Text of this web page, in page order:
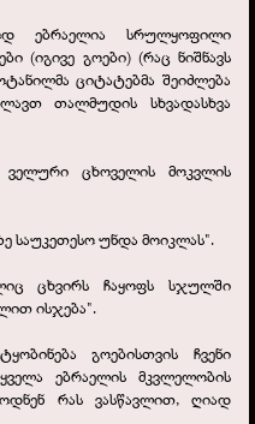
ებრაელია სრულყოფილი
(იგივე გოები) (რაც ნიშნავს
ციტატებმა შეიძლება
თალმუდის სხვადასხვა
ცხოველის მოკვლის
საუკეთესო უნდა მოიკლას".
ცხვირს ჩაყოფს სჯულში
ისჯება".
გოებისთვის ჩვენი
ებრაელის მკვლელობის
რას ვასწავლით, ღიად